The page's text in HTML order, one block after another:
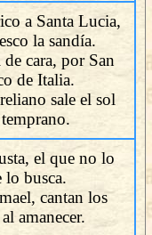
a Santa Lucia,
la sandía.
cara, por San
de Italia.
sale el sol
el que no lo
lo busca.
cantan los
amanecer.